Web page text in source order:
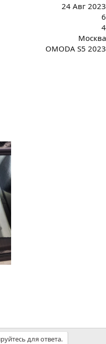
24 Авг 2023
6
4
Москва
OMODA S5 2023
для ответа.